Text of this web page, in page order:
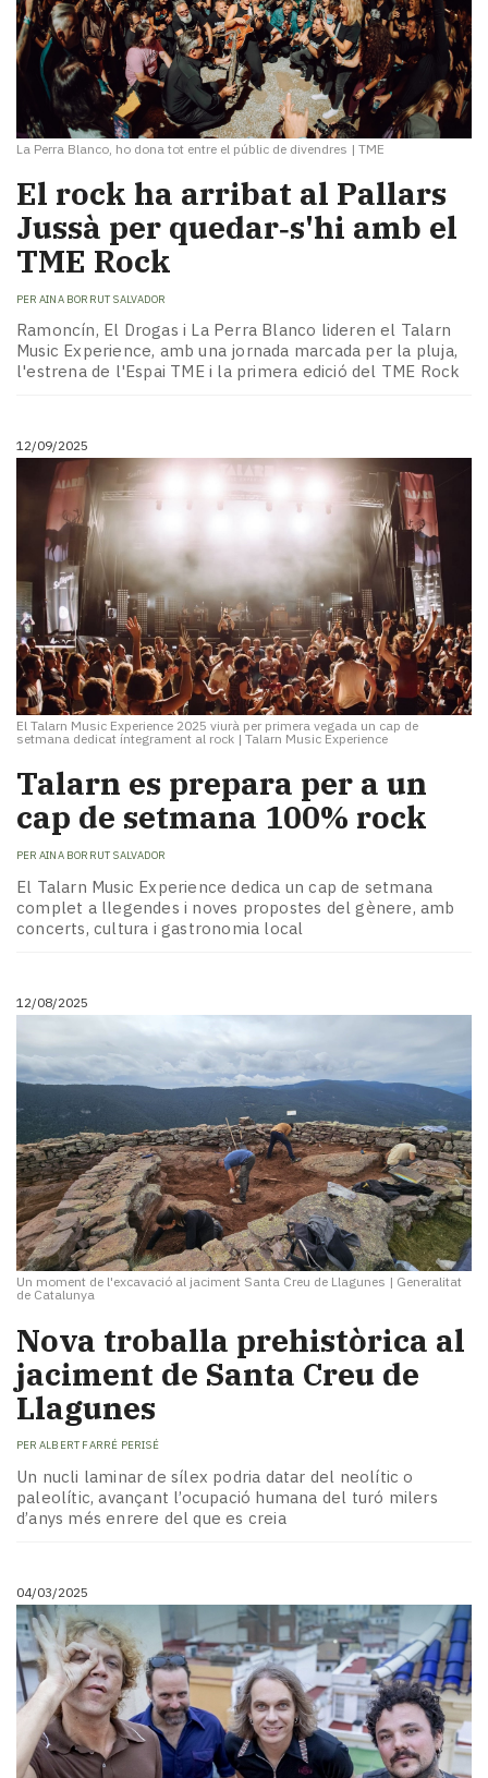
La Perra Blanco, ho dona tot entre el públic de divendres | TME
El rock ha arribat al Pallars
Jussà per quedar‑s'hi amb el
TME Rock
PER AINA BORRUT SALVADOR
Ramoncín, El Drogas i La Perra Blanco lideren el Talarn
Music Experience, amb una jornada marcada per la pluja,
l'estrena de l'Espai TME i la primera edició del TME Rock
12/09/2025
El Talarn Music Experience 2025 viurà per primera vegada un cap de
setmana dedicat íntegrament al rock |Talarn Music Experience
Talarn es prepara per a un
cap de setmana 100% rock
PER AINA BORRUT SALVADOR
El Talarn Music Experience dedica un cap de setmana
complet a llegendes i noves propostes del gènere, amb
concerts, cultura i gastronomia local
12/08/2025
Un moment de l'excavació al jaciment Santa Creu de Llagunes | Generalitat
de Catalunya
Nova troballa prehistòrica al
jaciment de Santa Creu de
Llagunes
PER ALBERT FARRÉ PERISÉ
Un nucli laminar de sílex podria datar del neolític o
paleolític, avançant l’ocupació humana del turó milers
d’anys més enrere del que es creia
04/03/2025